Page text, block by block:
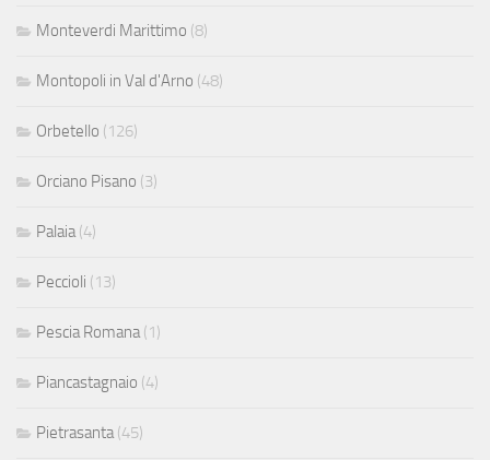
Monteverdi Marittimo (8)
Montopoli in Val d'Arno (48)
Orbetello (126)
Orciano Pisano (3)
Palaia (4)
Peccioli (13)
Pescia Romana (1)
Piancastagnaio (4)
Pietrasanta (45)